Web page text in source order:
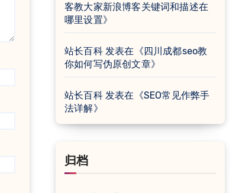
客教大家新浪博客关键词和描述在
哪里设置》
站长百科发表在《四川成都seo教
你如何写伪原创文章》
站长百科发表在《SEO常见作弊手
法详解》
归档